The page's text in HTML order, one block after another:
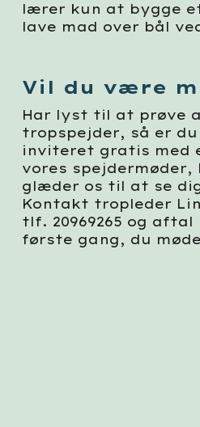
lærer kun at bygge
lave mad over bål
Vil du være
Har lyst til at prøve
tropspejder, så er du
inviteret gratis med
vores spejdermøder,
glæder os til at se
Kontakt tropleder
tlf. 20969265 og
første gang, du